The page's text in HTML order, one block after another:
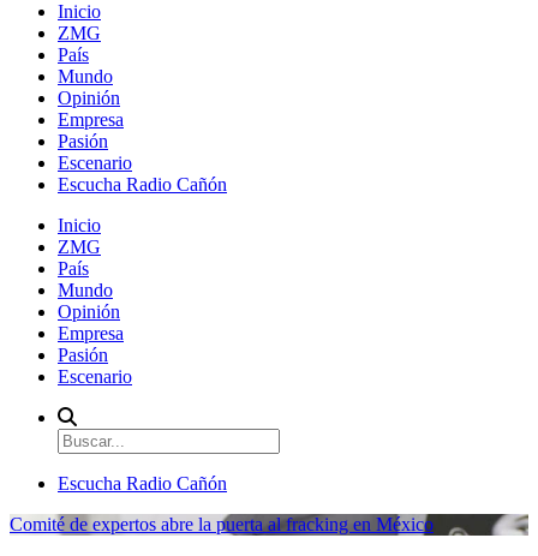
Inicio
ZMG
País
Mundo
Opinión
Empresa
Pasión
Escenario
Escucha Radio Cañón
Inicio
ZMG
País
Mundo
Opinión
Empresa
Pasión
Escenario
Escucha Radio Cañón
Comité de expertos abre la puerta al fracking en México